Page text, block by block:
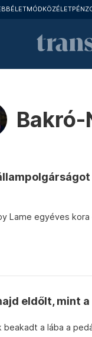
ÉLETMÓDKÖZÉLET
Bakró-
Lame egyéves
eldőlt, mint
beakadt a lába a